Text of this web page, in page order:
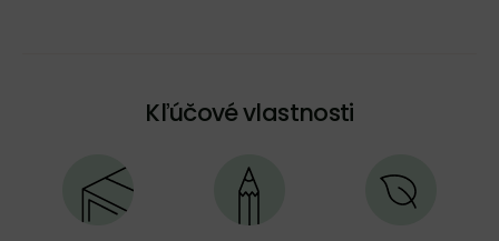
Kľúčové vlastnosti